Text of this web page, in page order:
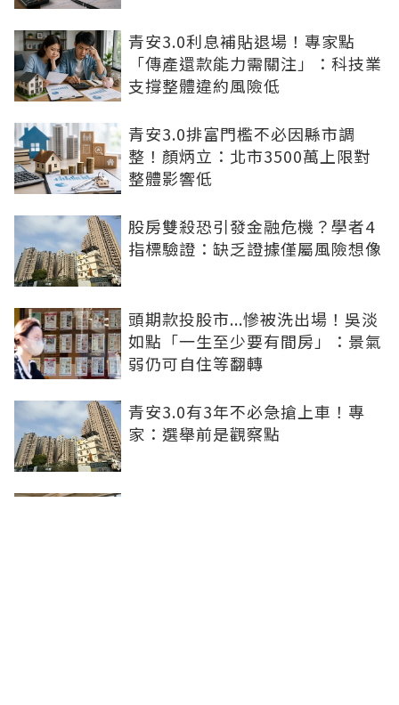
青安3.0利息補貼退場！專家點
「傳產還款能力需關注」：科技業
支撐整體違約風險低
青安3.0排富門檻不必因縣市調
整！顏炳立：北市3500萬上限對
整體影響低
股房雙殺恐引發金融危機？學者4
指標驗證：缺乏證據僅屬風險想像
頭期款投股市...慘被洗出場！吳淡
如點「一生至少要有間房」：景氣
弱仍可自住等翻轉
青安3.0有3年不必急搶上車！專
家：選舉前是觀察點